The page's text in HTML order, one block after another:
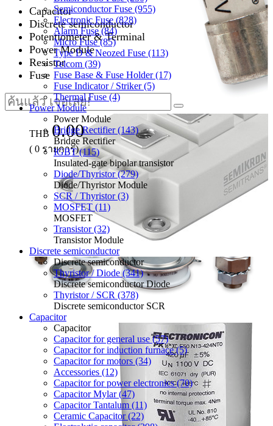
Capacitor
Discrete semiconductor
Potentiometer & Terminal
Power Module
Resistor
Fuse
THB 0.00
( 0 รายการ)
Semiconductor Fuse (955)
Electronic Fuse (828)
Alarm Fuse (84)
Micro Fuse (85)
Type D & Neozed Fuse (113)
Telcom (39)
Fuse Base & Fuse Holder (17)
Fuse Indicator / Striker (5)
Thermal Fuse (4)
Power Module
Power Module
Bridge Rectifier (143)
Bridge Rectifier
IGBT (115)
Insulated-gate bipolar transistor
Diode/Thyristor (279)
Diode/Thyristor Module
SCR / Thyristor (3)
MOSFET (11)
MOSFET
Transistor (32)
Transistor Module
Discrete semiconductor
Discrete semiconductor
Thyristor / Diode (341)
Discrete semiconductor Diode
Thyristor / SCR (378)
Discrete semiconductor SCR
Capacitor
Capacitor
Capacitor for general use (57)
Capacitor for induction furnace (5)
Capacitor for motors (34)
Accessories (12)
Capacitor for power electronics (70)
Capacitor Mylar (47)
Capacitor Tantalum (11)
Ceramic Capacitor (22)